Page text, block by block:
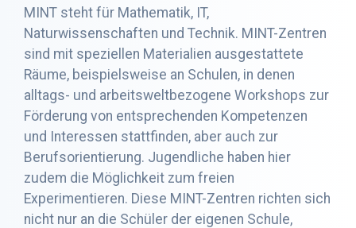
MINT steht für Mathematik, IT,
Naturwissenschaften und Technik. MINT-Zentren
sind mit speziellen Materialien ausgestattete
Räume, beispielsweise an Schulen, in denen
alltags- und arbeitsweltbezogene Workshops zur
Förderung von entsprechenden Kompetenzen
und Interessen stattfinden, aber auch zur
Berufsorientierung. Jugendliche haben hier
zudem die Möglichkeit zum freien
Experimentieren. Diese MINT-Zentren richten sich
nicht nur an die Schüler der eigenen Schule,